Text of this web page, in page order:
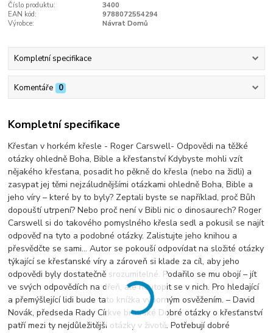
Číslo produktu:
3400
EAN kód:
9788072554294
Výrobce:
Návrat Domů
Kompletní specifikace
Komentáře 0
Kompletní specifikace
Křesťan v horkém křesle - Roger Carswell- Odpovědi na těžké
otázky ohledně Boha, Bible a křesťanství Kdybyste mohli vzít
nějakého křesťana, posadit ho pěkně do křesla (nebo na židli) a
zasypat jej těmi nejzáludnějšími otázkami ohledně Boha, Bible a
jeho víry – které by to byly? Zeptali byste se například, proč Bůh
dopouští utrpení? Nebo proč není v Bibli nic o dinosaurech? Roger
Carswell si do takového pomyslného křesla sedl a pokusil se najít
odpověď na tyto a podobné otázky. Zalistujte jeho knihou a
přesvědčte se sami… Autor se pokouší odpovídat na složité otázky
týkající se křesťanské víry a zároveň si klade za cíl, aby jeho
odpovědi byly dostatečně srozumitelné. Podařilo se mu obojí – jít
ve svých odpovědích na dřeň, ale neutopit se v nich. Pro hledající
a přemýšlející lidi bude tato knížka výborným osvěžením. – David
Novák, předseda Rady Církve bratrské Dobré otázky o křesťanství
patří mezi ty nejdůležitější otázky v životě. Potřebují dobré